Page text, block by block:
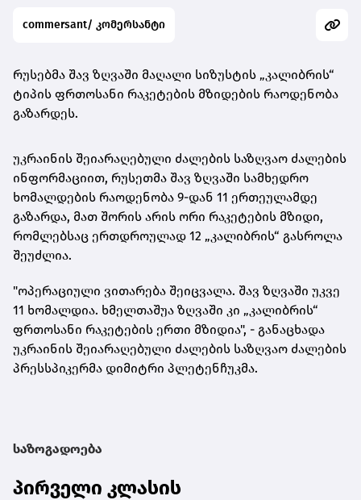
commersant/ კომერსანტი
რუსებმა შავ ზღვაში მაღალი სიზუსტის „კალიბრის“
ტიპის ფრთოსანი რაკეტების მზიდების რაოდენობა
გაზარდეს.
უკრაინის შეიარაღებული ძალების საზღვაო ძალების
ინფორმაციით, რუსეთმა შავ ზღვაში სამხედრო
ხომალდების რაოდენობა 9-დან 11 ერთეულამდე
გაზარდა, მათ შორის არის ორი რაკეტების მზიდი,
რომლებსაც ერთდროულად 12 „კალიბრის“ გასროლა
შეუძლია.
"ოპერაციული ვითარება შეიცვალა. შავ ზღვაში უკვე
11 ხომალდია. ხმელთაშუა ზღვაში კი „კალიბრის“
ფრთოსანი რაკეტების ერთი მზიდია", - განაცხადა
უკრაინის შეიარაღებული ძალების საზღვაო ძალების
პრესსპიკერმა დიმიტრი პლეტენჩუკმა.
საზოგადოება
პირველი კლასის